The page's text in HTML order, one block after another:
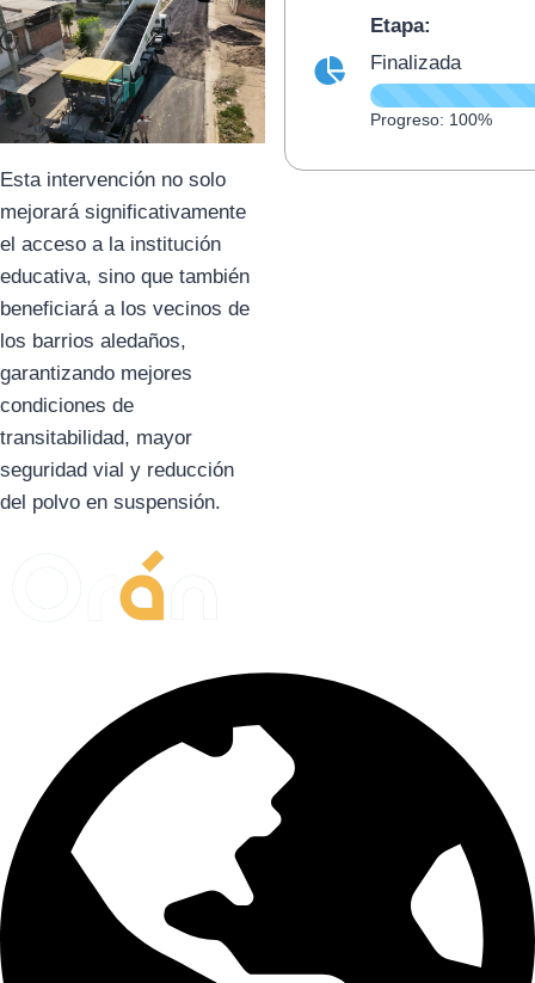
Esta intervención no solo
mejorará significativamente
el acceso a la institución
educativa, sino que también
beneficiará a los vecinos de
los barrios aledaños,
garantizando mejores
condiciones de
transitabilidad, mayor
seguridad vial y reducción
del polvo en suspensión.
Etapa:
Finalizada
Progreso: 100%